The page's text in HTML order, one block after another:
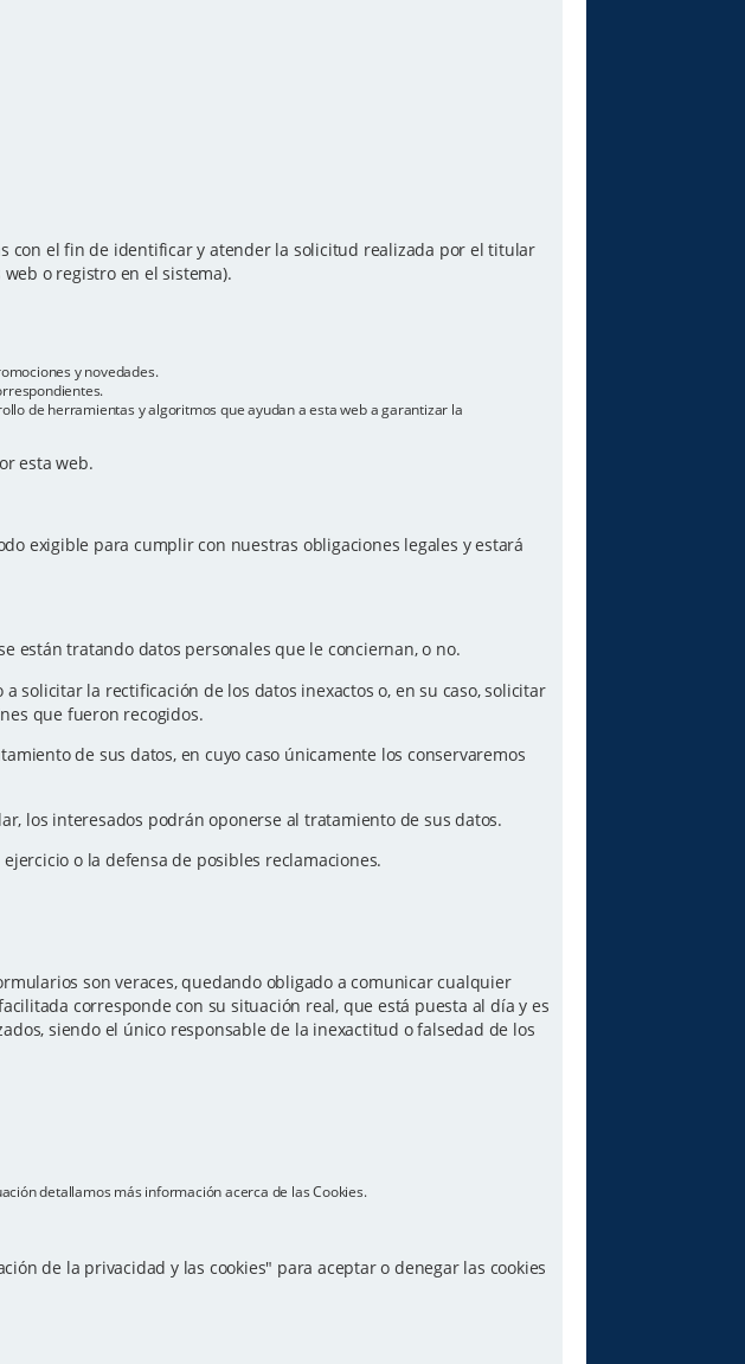
con el fin de identificar y atender la solicitud realizada por el titular
o registro en el sistema).
y novedades.
de herramientas y algoritmos que ayudan a esta web a garantizar la
esta web.
exigible para cumplir con nuestras obligaciones legales y estará
están tratando datos personales que le conciernan, o no.
solicitar la rectificación de los datos inexactos o, en su caso, solicitar
que fueron recogidos.
de sus datos, en cuyo caso únicamente los conservaremos
los interesados podrán oponerse al tratamiento de sus datos.
o la defensa de posibles reclamaciones.
son veraces, quedando obligado a comunicar cualquier
corresponde con su situación real, que está puesta al día y es
siendo el único responsable de la inexactitud o falsedad de los
detallamos más información acerca de las Cookies.
de la privacidad y las cookies" para aceptar o denegar las cookies